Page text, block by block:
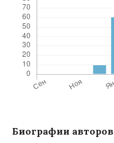
Биографии авторов